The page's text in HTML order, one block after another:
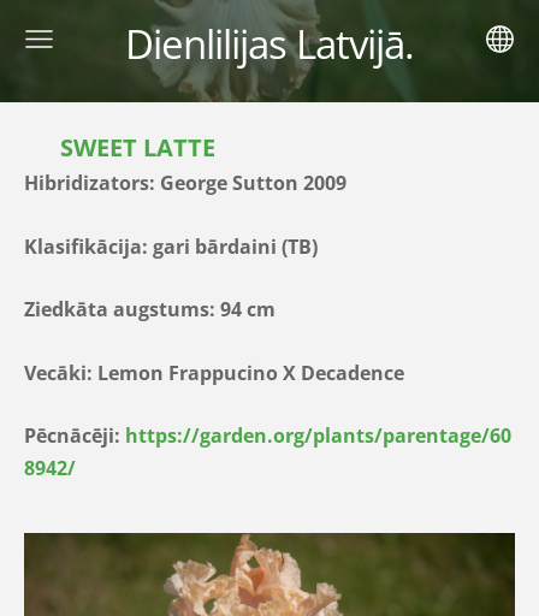
Dienlilijas Latvijā.
SWEET LATTE
Hibridizators: George Sutton 2009
Klasifikācija: gari bārdaini (TB)
Ziedkāta augstums: 94 cm
Vecāki: Lemon Frappucino X Decadence
Pēcnācēji: https://garden.org/plants/parentage/60
8942/